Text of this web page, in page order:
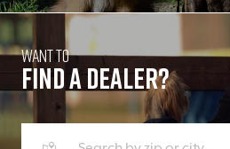
Want to
Find a dealer?